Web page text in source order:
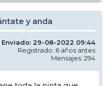
y anda
Enviado: 29-08-2022 09:44
Registrado: 6 años antes
Mensajes: 294